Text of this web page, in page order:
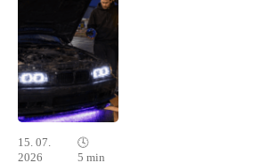
15. 07.
2026
🕓
5 min